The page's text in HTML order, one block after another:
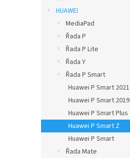
HUAWEI
MediaPad
Řada P
Řada P Lite
Řada Y
Řada P Smart
Huawei P Smart 2021
Huawei P Smart 2019
Huawei P Smart Plus
Huawei P Smart Z
Huawei P Smart
Řada Mate